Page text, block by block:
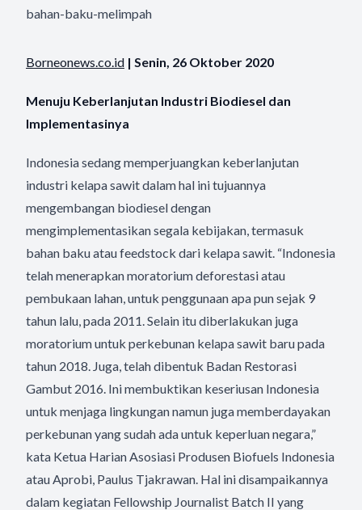
bahan-baku-melimpah
Borneonews.co.id | Senin, 26 Oktober 2020
Menuju Keberlanjutan Industri Biodiesel dan
Implementasinya
Indonesia sedang memperjuangkan keberlanjutan
industri kelapa sawit dalam hal ini tujuannya
mengembangan biodiesel dengan
mengimplementasikan segala kebijakan, termasuk
bahan baku atau feedstock dari kelapa sawit. “Indonesia
telah menerapkan moratorium deforestasi atau
pembukaan lahan, untuk penggunaan apa pun sejak 9
tahun lalu, pada 2011. Selain itu diberlakukan juga
moratorium untuk perkebunan kelapa sawit baru pada
tahun 2018. Juga, telah dibentuk Badan Restorasi
Gambut 2016. Ini membuktikan keseriusan Indonesia
untuk menjaga lingkungan namun juga memberdayakan
perkebunan yang sudah ada untuk keperluan negara,”
kata Ketua Harian Asosiasi Produsen Biofuels Indonesia
atau Aprobi, Paulus Tjakrawan. Hal ini disampaikannya
dalam kegiatan Fellowship Journalist Batch II yang